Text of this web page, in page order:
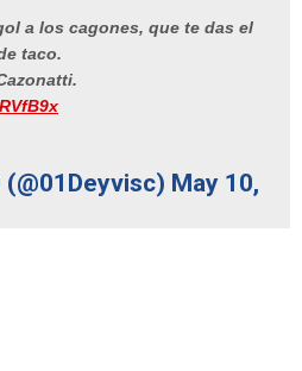
a los cagones, que te das el
taco.
(@01Deyvisc) May 10,